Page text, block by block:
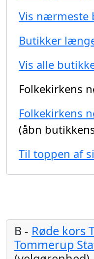
Vis nærmeste
Butikker
Vis alle
Folkekirkens
Folkekirkens
(åbn
Til toppen af
B - Røde kors
Tommerup